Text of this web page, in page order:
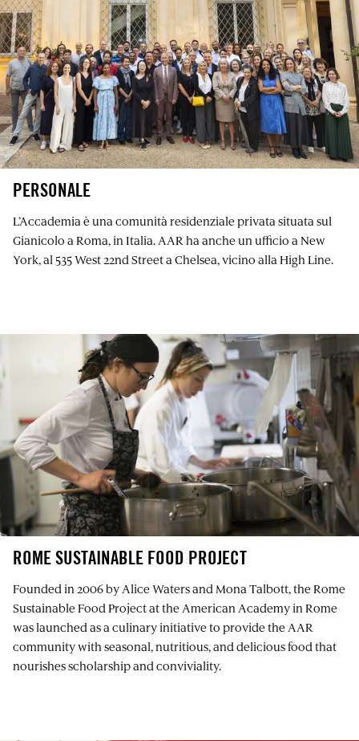
PERSONALE
L’Accademia è una comunità residenziale privata situata sul
Gianicolo a Roma, in Italia. AAR ha anche un ufficio a New
York, al 535 West 22nd Street a Chelsea, vicino alla High Line.
ROME SUSTAINABLE FOOD PROJECT
Founded in 2006 by Alice Waters and Mona Talbott, the Rome
Sustainable Food Project at the American Academy in Rome
was launched as a culinary initiative to provide the AAR
community with seasonal, nutritious, and delicious food that
nourishes scholarship and conviviality.